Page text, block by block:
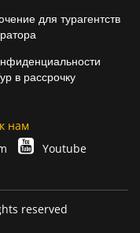
для турагентств
в рассрочку
нам
Youtube
reserved